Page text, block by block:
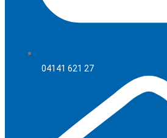
04141 621 27